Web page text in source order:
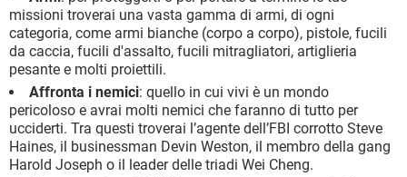
missioni troverai una vasta gamma di armi, di ogni
categoria, come armi bianche (corpo a corpo), pistole, fucili
da caccia, fucili d'assalto, fucili mitragliatori, artiglieria
pesante e molti proiettili.
Affronta i nemici: quello in cui vivi è un mondo
pericoloso e avrai molti nemici che faranno di tutto per
ucciderti. Tra questi troverai l’agente dell’FBI corrotto Steve
Haines, il businessman Devin Weston, il membro della gang
Harold Joseph o il leader delle triadi Wei Cheng.